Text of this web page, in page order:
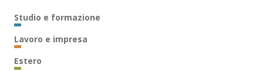
Studio e formazione
Lavoro e impresa
Estero